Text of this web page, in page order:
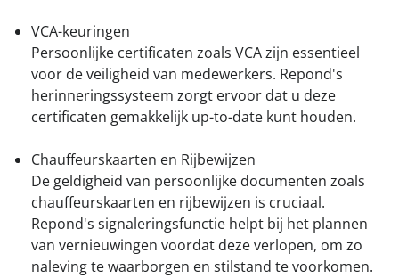
VCA-keuringen
Persoonlijke certificaten zoals VCA zijn essentieel
voor de veiligheid van medewerkers. Repond's
herinneringssysteem zorgt ervoor dat u deze
certificaten gemakkelijk up-to-date kunt houden.
Chauffeurskaarten en Rijbewijzen
De geldigheid van persoonlijke documenten zoals
chauffeurskaarten en rijbewijzen is cruciaal.
Repond's signaleringsfunctie helpt bij het plannen
van vernieuwingen voordat deze verlopen, om zo
naleving te waarborgen en stilstand te voorkomen.